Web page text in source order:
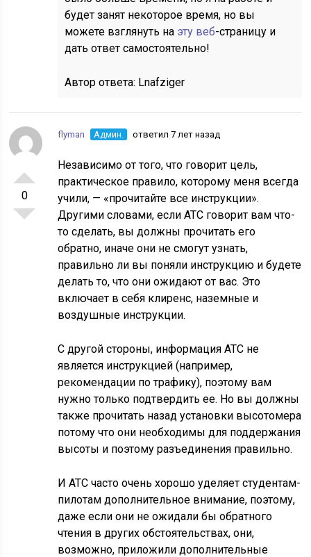
будет занят некоторое время, но вы
можете взглянуть на эту веб-страницу и
дать ответ самостоятельно!
Автор ответа: Lnafziger
0
flyman Админ. ответил 7 лет назад
Независимо от того, что говорит цель,
практическое правило, которому меня всегда
учили, — «прочитайте все инструкции».
Другими словами, если ATC говорит вам что-
то сделать, вы должны прочитать его
обратно, иначе они не смогут узнать,
правильно ли вы поняли инструкцию и будете
делать то, что они ожидают от вас. Это
включает в себя клиренс, наземные и
воздушные инструкции.
С другой стороны, информация ATC не
является инструкцией (например,
рекомендации по трафику), поэтому вам
нужно только подтвердить ее. Но вы должны
также прочитать назад установки высотомера
потому что они необходимы для поддержания
высоты и поэтому разъединения правильно.
И ATC часто очень хорошо уделяет студентам-
пилотам дополнительное внимание, поэтому,
даже если они не ожидали бы обратного
чтения в других обстоятельствах, они,
возможно, приложили дополнительные